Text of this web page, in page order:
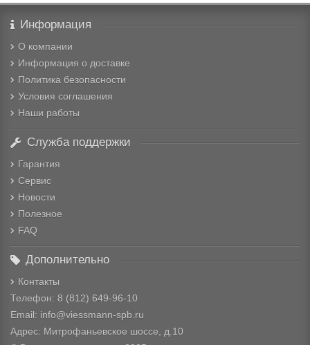
Информация
О компании
Информация о доставке
Политика безопасности
Условия соглашения
Наши работы
Служба поддержки
Гарантия
Сервис
Новости
Полезное
FAQ
Дополнительно
Контакты
Телефон: 8 (812) 649-96-10
Email: info@viessmann-spb.ru
Адрес: Митрофаньевское шоссе, д.10